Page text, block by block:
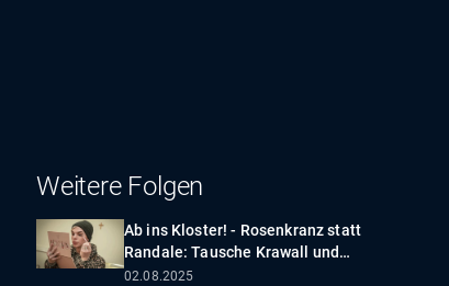
Weitere Folgen
Ab ins Kloster! - Rosenkranz statt
Randale: Tausche Krawall und
Make-up gegen Schweigen und
02.08.2025